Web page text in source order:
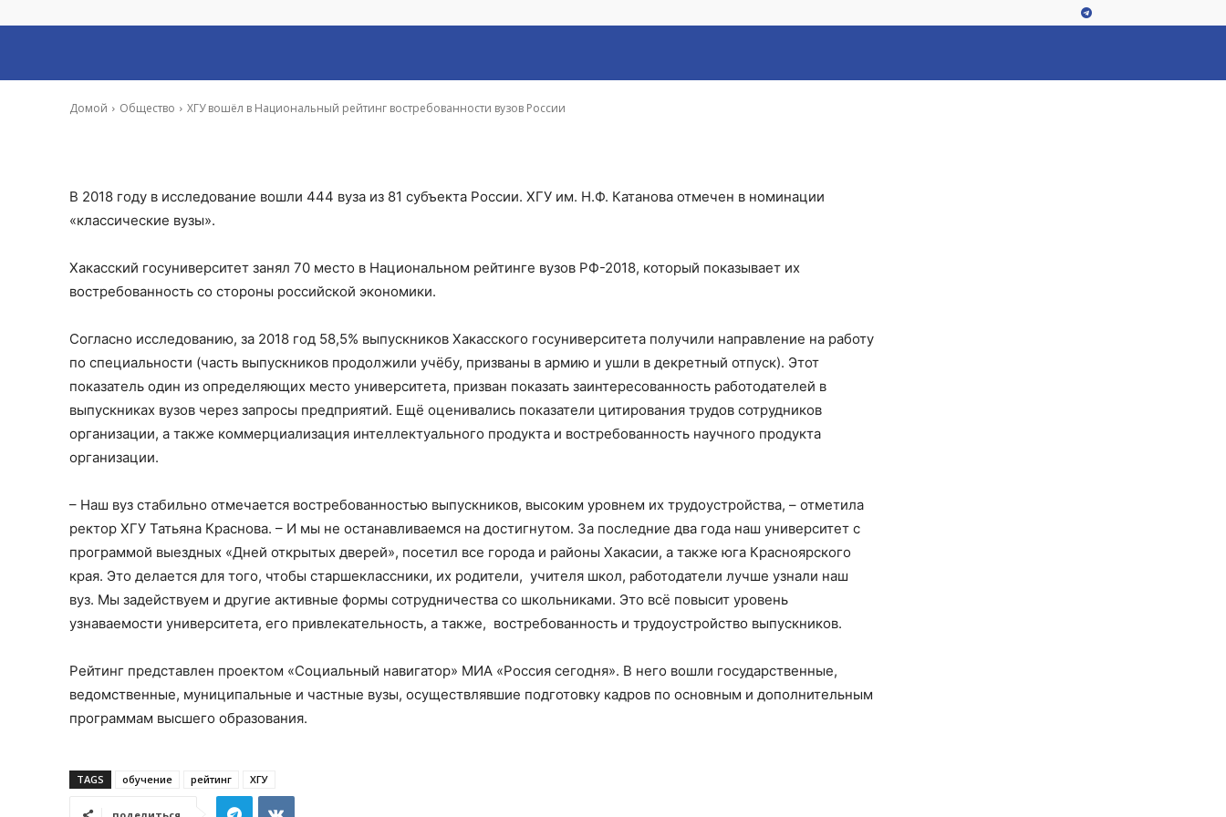
Домой Общество ХГУ вошёл в Национальный рейтинг востребованности вузов России
востребованности вузов России
В 2018 году в исследование вошли 444 вуза из 81 субъекта России. ХГУ им. Н.Ф. Катанова отмечен в номинации
«классические вузы».
Хакасский госуниверситет занял 70 место в Национальном рейтинге вузов РФ-2018, который показывает их
востребованность со стороны российской экономики.
Согласно исследованию, за 2018 год 58,5% выпускников Хакасского госуниверситета получили направление на работу
по специальности (часть выпускников продолжили учёбу, призваны в армию и ушли в декретный отпуск). Этот
показатель один из определяющих место университета, призван показать заинтересованность работодателей в
выпускниках вузов через запросы предприятий. Ещё оценивались показатели цитирования трудов сотрудников
организации, а также коммерциализация интеллектуального продукта и востребованность научного продукта
организации.
– Наш вуз стабильно отмечается востребованностью выпускников, высоким уровнем их трудоустройства, – отметила
ректор ХГУ Татьяна Краснова. – И мы не останавливаемся на достигнутом. За последние два года наш университет с
программой выездных «Дней открытых дверей», посетил все города и районы Хакасии, а также юга Красноярского
края. Это делается для того, чтобы старшеклассники, их родители, учителя школ, работодатели лучше узнали наш
вуз. Мы задействуем и другие активные формы сотрудничества со школьниками. Это всё повысит уровень
узнаваемости университета, его привлекательность, а также, востребованность и трудоустройство выпускников.
Рейтинг представлен проектом «Социальный навигатор» МИА «Россия сегодня». В него вошли государственные,
ведомственные, муниципальные и частные вузы, осуществлявшие подготовку кадров по основным и дополнительным
программам высшего образования.
TAGS обучение рейтинг ХГУ